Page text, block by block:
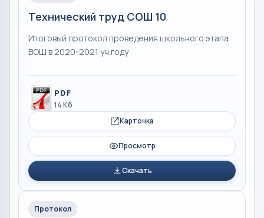
Технический труд СОШ 10
Итоговый протокол проведения школьного этапа
ВОШ в 2020-2021 уч.году
PDF
14 Кб
Карточка
Просмотр
Скачать
Протокол